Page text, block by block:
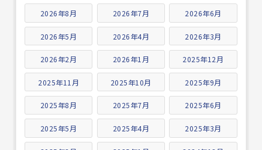
2026年8月 2026年7月 2026年6月
2026年5月 2026年4月 2026年3月
2026年2月 2026年1月 2025年12月
2025年11月 2025年10月 2025年9月
2025年8月 2025年7月 2025年6月
2025年5月 2025年4月 2025年3月